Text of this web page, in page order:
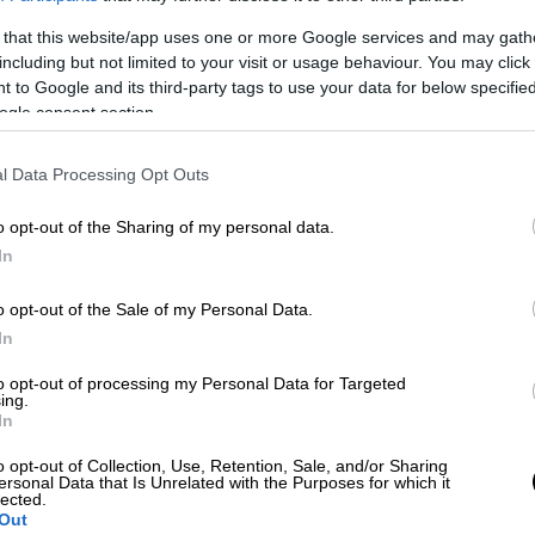
that this website/app uses one or more Google services and may
but not limited to your visit or usage behaviour. You may
to Google and its third-party tags to use your data for below
consent section.
Data Processing Opt Outs
opt-out of the Sharing of my personal data.
opt-out of the Sale of my Personal Data.
opt-out of processing my Personal Data for Targeted
opt-out of Collection, Use, Retention, Sale, and/or Sharing
Data that Is Unrelated with the Purposes for which it
Απόψεις|11.12.2019 16:13
Η γυναίκα στην ηγεσία της μάχης
Οι γυναίκες μπορούν να αλλάξουν την
κλιματική ατζέντα και είναι
Οι υπεύθυνες επενδύσεις πρέπει
να αποτελέσουν τμήμα των